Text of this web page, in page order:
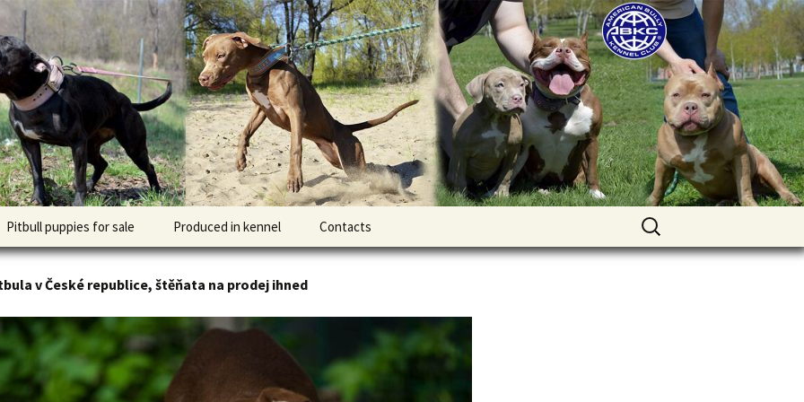
BULLS Europe. ADBA registered. APBT puppies for sale. Worldwide shipping
булли
Pitbull puppies for sale Produced in kennel Contacts
Найти:
v České republice, štěňata na prodej ihned